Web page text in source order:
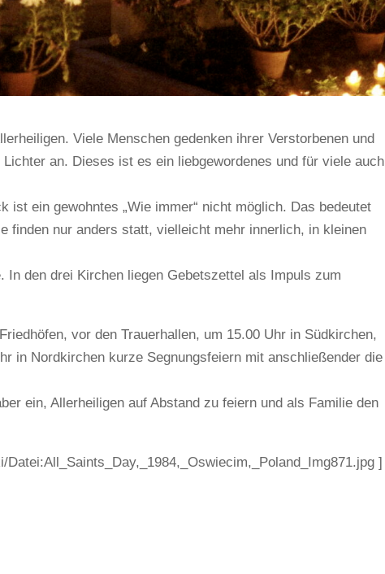
Viele Menschen gedenken ihrer Verstorbenen und
an. Dieses ist es ein liebgewordenes und für viele auch
ist ein gewohntes „Wie immer“ nicht möglich. Das bedeutet
finden nur anders statt, vielleicht mehr innerlich, in kleinen
In den drei Kirchen liegen Gebetszettel als Impuls zum
vor den Trauerhallen, um 15.00 Uhr in Südkirchen,
in Nordkirchen kurze Segnungsfeiern mit anschließender die
ein, Allerheiligen auf Abstand zu feiern und als Familie den
]